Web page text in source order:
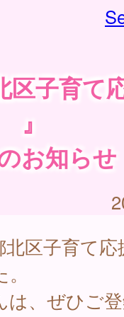
区子育て
』
お知らせ
区子育て
は、ぜひご